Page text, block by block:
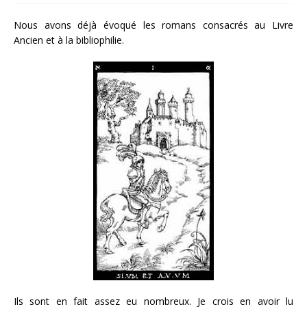
Nous avons déjà évoqué les romans consacrés au Livre
Ancien et à la bibliophilie.
Ils sont en fait assez eu nombreux. Je crois en avoir lu